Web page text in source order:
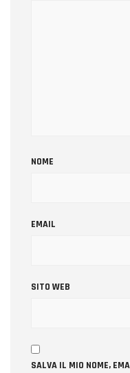
NOME
EMAIL
SITO WEB
SALVA IL MIO NOME,